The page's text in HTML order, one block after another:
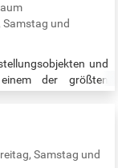
und
und
der größten
der
vielfältige und
erwartet sie. Free
Samstag und